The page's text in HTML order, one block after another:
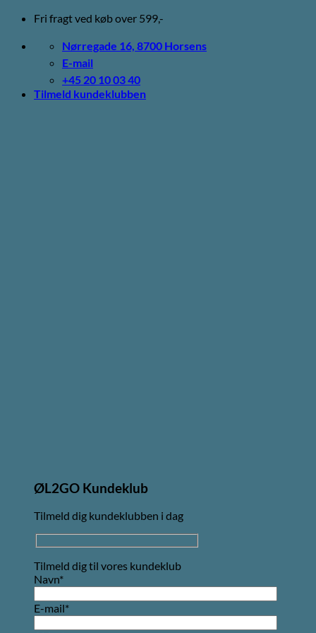
Fortsæt
indhold
Fri fragt ved køb over 599,-
Nørregade 16, 8700 Horsens
E-mail
+45 20 10 03 40
Tilmeld kundeklubben
ØL2GO Kundeklub
Tilmeld dig kundeklubben i dag
Tilmeld dig til vores kundeklub
Navn*
E-mail*